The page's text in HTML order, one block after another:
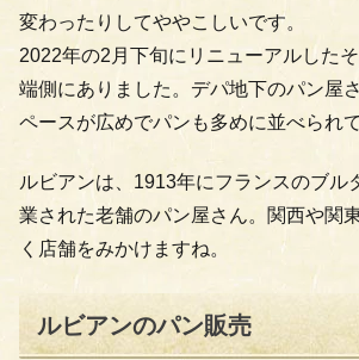
変わったりしてややこしいです。
2022年の2月下旬にリニューアルした
端側にありました。デパ地下のパン屋
ペースが広めでパンも多めに並べられ
ルビアンは、1913年にフランスのブル
業された老舗のパン屋さん。関西や関
く店舗をみかけますね。
ルビアンのパン販売